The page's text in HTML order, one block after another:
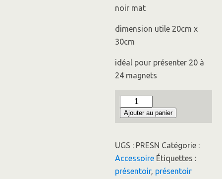
noir mat
dimension utile 20cm x
30cm
idéal pour présenter 20 à
24 magnets
quantité
de
Ajouter au panier
UGS : PRESN Catégorie :
Accessoire Étiquettes :
présentoir, présentoir